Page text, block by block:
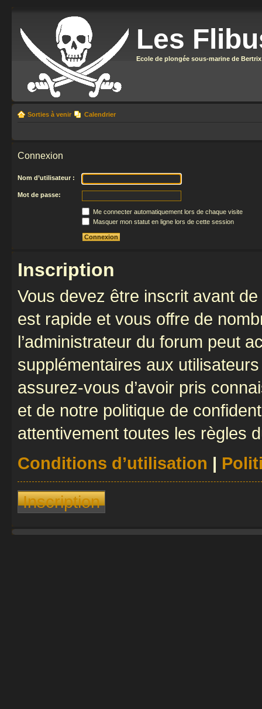
Les
Ecole de plongée sous-marine de Bertrix
Sorties à venir Calendrier
Connexion
Nom d’utilisateur :
Mot de passe:
Me connecter automatiquement lors de chaque visite
Masquer mon statut en ligne lors de cette session
Inscription
Vous devez être inscrit avant
est rapide et vous offre de
l’administrateur du forum peut
supplémentaires aux
assurez-vous d’avoir pris
et de notre politique de
attentivement toutes les règles
Conditions d’utilisation |
Inscription